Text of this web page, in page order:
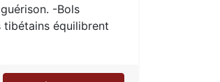
-Bols
équilibrent